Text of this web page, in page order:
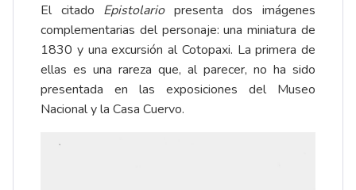
El citado Epistolariopresenta dos imágenes
complementarias del personaje: una miniatura de
1830 y una excursión al Cotopaxi. La primera de
ellas es una rareza que, al parecer, no ha sido
presentada en las exposiciones del Museo
Nacional y la Casa Cuervo.